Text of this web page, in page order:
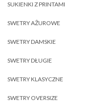
SUKIENKI Z PRINTAMI
SWETRY AŻUROWE
SWETRY DAMSKIE
SWETRY DŁUGIE
SWETRY KLASYCZNE
SWETRY OVERSIZE